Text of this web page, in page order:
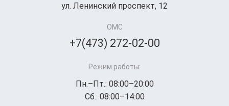
ул. Ленинский проспект, 12
ОМС
+7(473) 272-02-00
Режим работы:
Пн.–Пт.: 08:00–20:00
Сб.: 08:00–14:00